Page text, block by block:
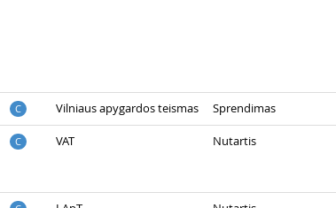
C Vilniaus apygardos teismas Sprendimas
C VAT Nutartis